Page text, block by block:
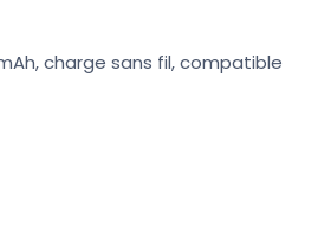
charge sans fil, compatible